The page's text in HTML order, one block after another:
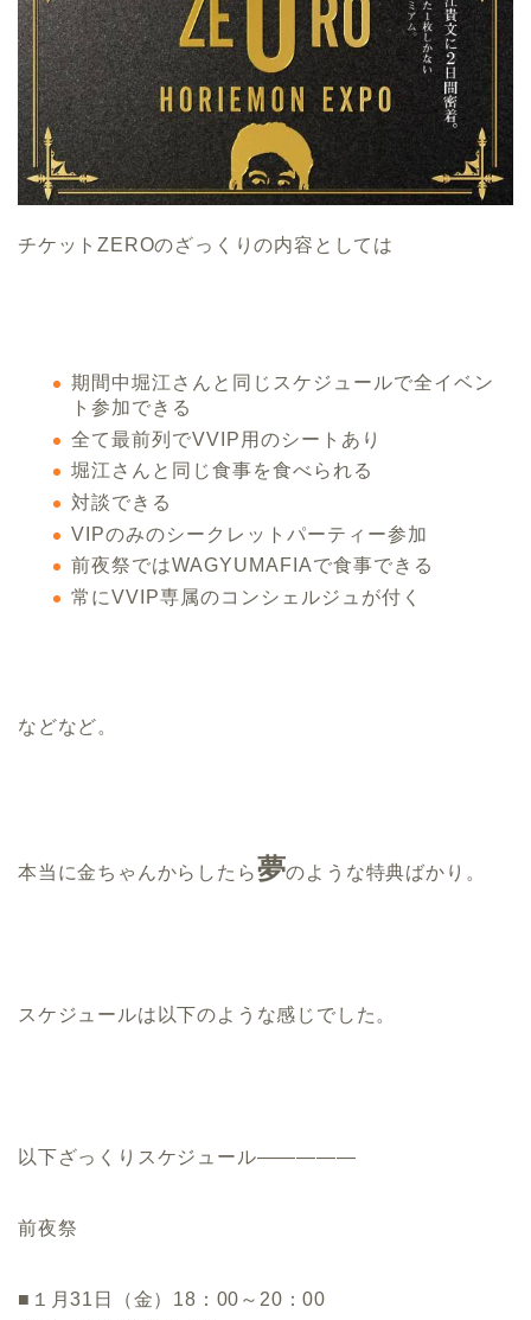
チケットZEROのざっくりの内容としては
期間中堀江さんと同じスケジュールで全イベン
ト参加できる
全て最前列でVVIP用のシートあり
堀江さんと同じ食事を食べられる
対談できる
VIPのみのシークレットパーティー参加
前夜祭ではWAGYUMAFIAで食事できる
常にVVIP専属のコンシェルジュが付く
などなど。
本当に金ちゃんからしたら夢のような特典ばかり。
スケジュールは以下のような感じでした。
以下ざっくりスケジュール—————
前夜祭
■１月31日（金）18：00～20：00